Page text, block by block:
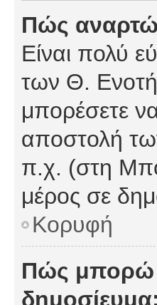
Πώς
Είναι πολύ
των Θ.
μπορέσετε
αποστολή
π.χ. (στη
μέρος σε
Κορυφή
Πώς μπορώ
δημοσίευμα;